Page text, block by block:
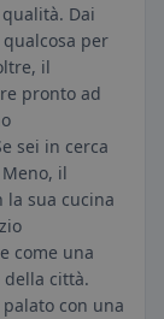
Dai
per
il
pronto ad
sei in cerca
il
la sua cucina
come una
città.
con una